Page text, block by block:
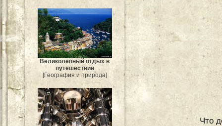
Великолепный отдых в
путешествии
[География и природа]
Что